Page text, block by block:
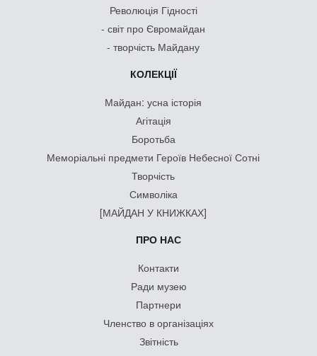
Революція Гідності
- світ про Євромайдан
- творчість Майдану
КОЛЕКЦІЇ
Майдан: усна історія
Агітація
Боротьба
Меморіальні предмети Героїв Небесної Сотні
Творчість
Символіка
[МАЙДАН У КНИЖКАХ]
ПРО НАС
Контакти
Ради музею
Партнери
Членство в організаціях
Звітність